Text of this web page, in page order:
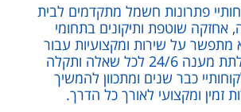
פתרונות חשמל מתקדמים לבית
אחזקה שוטפת ותיקונים בתחומי
על שירות ומקצועיות עבור
לקוחותיי ודואג לתת מענה 24/6 לכל שאלה ותקלה
כבר שנים ומתכוון להמשיך
זמין ומקצועי לאורך כל הדרך.